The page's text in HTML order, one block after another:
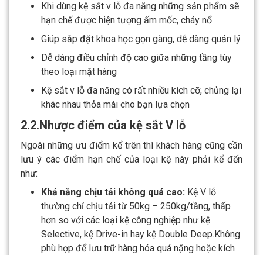
Khi dùng kệ sắt v lỗ đa năng những sản phẩm sẽ
hạn chế được hiện tượng ấm mốc, cháy nổ
Giúp sắp đặt khoa học gọn gàng, dễ dàng quản lý
Dễ dàng điều chỉnh độ cao giữa những tầng tùy
theo loại mặt hàng
Kệ sắt v lỗ đa năng có rất nhiều kích cỡ, chủng lại
khác nhau thỏa mái cho bạn lựa chọn
2.2.Nhược điểm của kệ sắt V lỗ
Ngoài những ưu điểm kể trên thì khách hàng cũng cần
lưu ý các điểm hạn chế của loại kệ này phải kể đến
như:
Khả năng chịu tải không quá cao: Kệ V lỗ
thường chỉ chịu tải từ 50kg – 250kg/tầng, thấp
hơn so với các loại kệ công nghiệp như kệ
Selective, kệ Drive-in hay kệ Double Deep.Không
phù hợp để lưu trữ hàng hóa quá nặng hoặc kích